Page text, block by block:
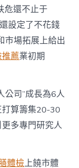
危還不止于
設定了不花錢
市場拓展上給出
薦業初期
公司”成長為6人
算籌集20-30
多專門研究人
體檢上饒市體